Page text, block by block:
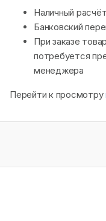
Наличный
Банковский
При заказе
потребуется
менеджера
Перейти к просмотру